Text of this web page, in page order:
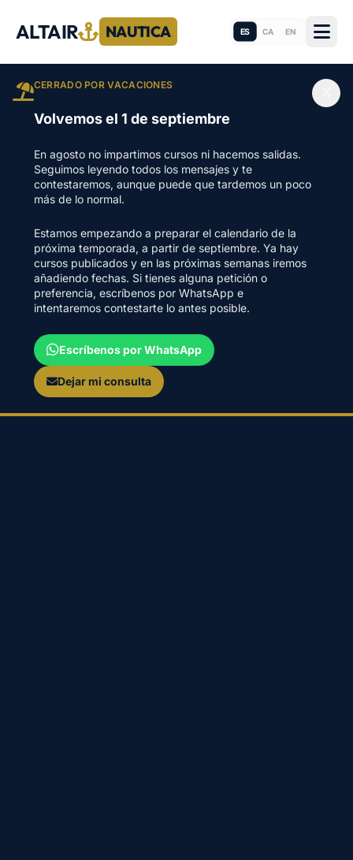
ALTAIR NAUTICA ES CA EN
CERRADO POR VACACIONES
Volvemos el 1 de septiembre
En agosto no impartimos cursos ni hacemos salidas.
Seguimos leyendo todos los mensajes y te
contestaremos, aunque puede que tardemos un poco
más de lo normal.
Estamos empezando a preparar el calendario de la
próxima temporada, a partir de septiembre. Ya hay
cursos publicados y en las próximas semanas iremos
añadiendo fechas. Si tienes alguna petición o
preferencia, escríbenos por WhatsApp e
intentaremos contestarte lo antes posible.
Escríbenos por WhatsApp
Dejar mi consulta